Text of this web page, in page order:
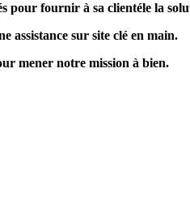
pour fournir à sa clientéle la
assistance sur site clé en main.
mener notre mission à bien.